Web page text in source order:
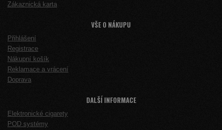
Zákaznická karta
VŠE O NÁKUPU
Přihlášení
Registrace
Nákupní košík
Reklamace a vrácení
Doprava
DALŠÍ INFORMACE
Elektronické cigarety
POD systémy